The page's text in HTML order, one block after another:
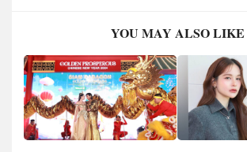
YOU MAY ALSO LIKE